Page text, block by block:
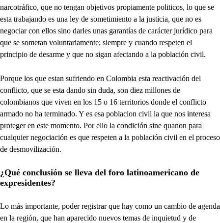
narcotráfico, que no tengan objetivos propiamente politicos, lo que se
esta trabajando es una ley de sometimiento a la justicia, que no es
negociar con ellos sino darles unas garantías de carácter jurídico para
que se sometan voluntariamente; siempre y cuando respeten el
principio de desarme y que no sigan afectando a la población civil.
Porque los que estan sufriendo en Colombia esta reactivación del
conflicto, que se esta dando sin duda, son diez millones de
colombianos que viven en los 15 o 16 territorios donde el conflicto
armado no ha terminado. Y es esa poblacion civil la que nos interesa
proteger en este momento. Por ello la condición sine quanon para
cualquier negociación es que respeten a la población civil en el proceso
de desmovilización.
¿Qué conclusión se lleva del foro latinoamericano de
expresidentes?
Lo más importante, poder registrar que hay como un cambio de agenda
en la región, que han aparecido nuevos temas de inquietud y de